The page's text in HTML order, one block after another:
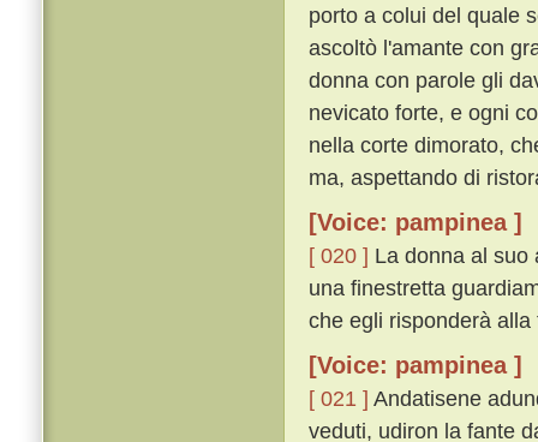
porto a colui del quale
ascoltò l'amante con
donna con parole gli
nevicato forte, e ogni
nella corte dimorato,
ma, aspettando di
[Voice: pampinea ]
[ 020 ] La donna al suo
una finestretta
che egli risponderà
[Voice: pampinea ]
[ 021 ] Andatisene
veduti, udiron la fante